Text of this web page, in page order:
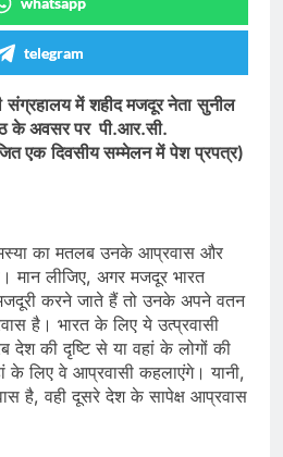
telegram
संग्रहालयमें शहीदमजदूरनेता सु‍नील
केअवसरपर पी.आर.सी.
एक दिवसीयसम्‍मेलनमें पेश प्रपत्र)
का मतलब उनके आप्रवास और
मान लीजिए, अगर मजदूर भारत
करने जाते हैं तो उनके अपने वतन
है। भारत के लिए ये उत्‍प्रवासी
की दृष्टि से या वहां के लोगों की
के लिए वे आप्रवासी कहलाएंगे। यानी,
है, वही दूसरे देश के सापेक्ष आप्रवास